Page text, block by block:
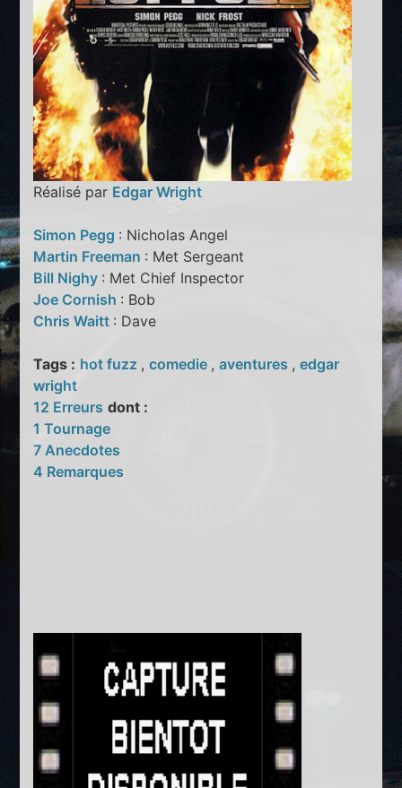
Réalisé par Edgar Wright
Simon Pegg : Nicholas Angel
Martin Freeman : Met Sergeant
Bill Nighy : Met Chief Inspector
Joe Cornish : Bob
Chris Waitt : Dave
Tags : hot fuzz ,comedie ,aventures ,edgar
wright
12 Erreurs dont :
1 Tournage
7 Anecdotes
4 Remarques